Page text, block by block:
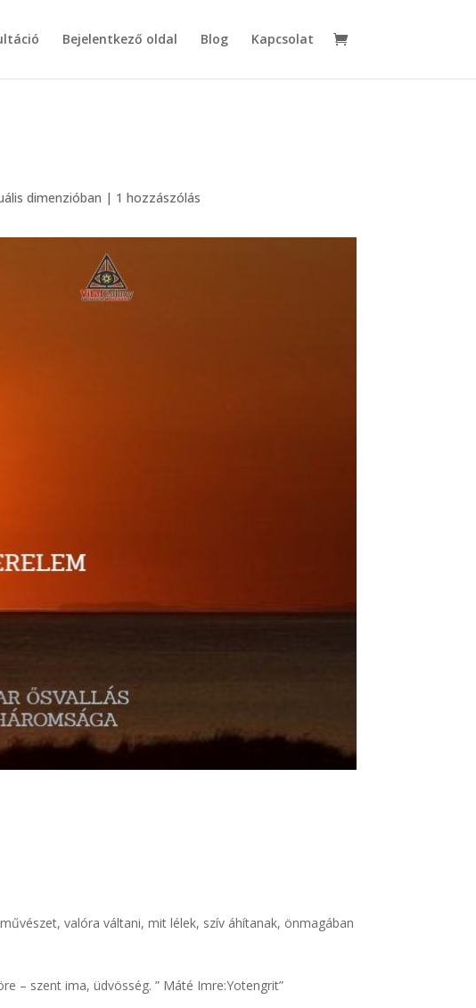
Bejelentkező oldal Blog Kapcsolat
dimenzióban | 1 hozzászólás
valóra váltani, mit lélek, szív áhítanak, önmagában
– szent ima, üdvösség.” Máté Imre:Yotengrit”